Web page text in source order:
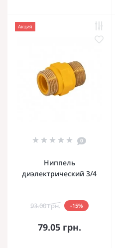
Акция
0
Ниппель
диэлектрический 3/4
93.00 грн. -15%
79.05 грн.